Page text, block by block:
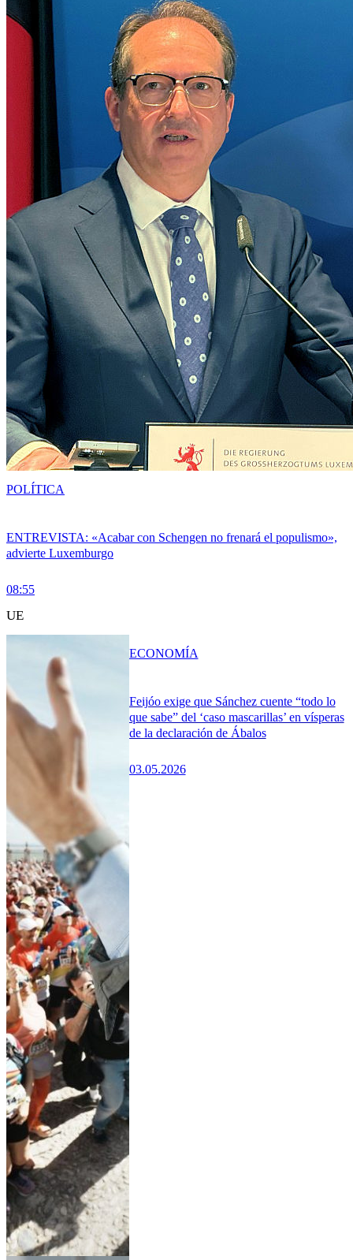
ENTREVISTA: «Acabar con Schengen no frenará el populismo»,
advierte Luxemburgo
08:55
POLÍTICA
UE
Feijóo exige que Sánchez cuente “todo lo
que sabe” del ‘caso mascarillas’ en vísperas
de la declaración de Ábalos
03.05.2026
ECONOMÍA